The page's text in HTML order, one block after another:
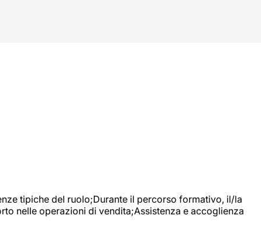
tipiche del ruolo;Durante il percorso formativo, il/la
nelle operazioni di vendita;Assistenza e accoglienza